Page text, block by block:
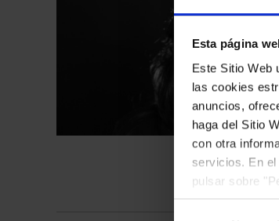
Esta página
Este Sitio Web
las cookies
anuncios,
haga del Sitio
con otra
servicios. En
pulsar sobre
podrá